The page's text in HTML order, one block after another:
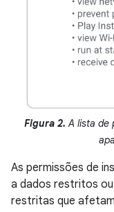
Figura 2. A lista de
As permissões de
a dados restritos
restritas que